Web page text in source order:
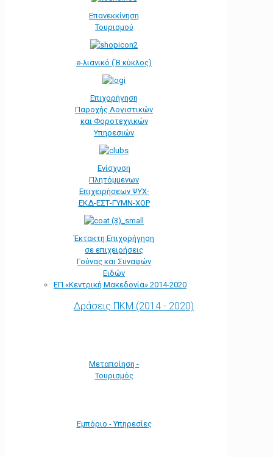
Επανεκκίνηση
Τουρισμού
e-λιανικό (΄Β κύκλος)
Επιχορήγηση
Παροχής Λογιστικών
και Φοροτεχνικών
Υπηρεσιών
Ενίσχυση
Πλητόμμενων
Επιχειρήσεων ΨΥΧ-
ΕΚΔ-ΕΣΤ-ΓΥΜΝ-ΧΟΡ
Έκτακτη Επιχορήγηση
σε επιχειρήσεις
Γούνας και Συναφών
Ειδών
ΕΠ «Kεντρική Μακεδονία» 2014-2020
Δράσεις ΠΚΜ (2014 - 2020)
Μεταποίηση -
Τουρισμός
Εμπόριο - Υπηρεσίες